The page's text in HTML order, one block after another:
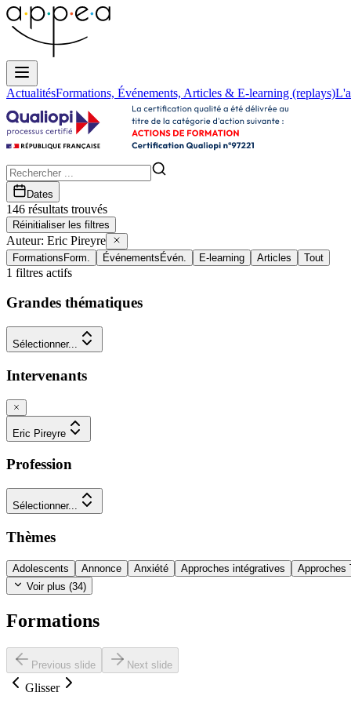
ActualitésFormations, Événements, Articles & E-learning (replays)
Dates
146 résultats trouvés
Réinitialiser les filtres
Auteur: Eric Pireyre
FormationsForm. ÉvénementsÉvén. E-learning Articles Tout
1 filtres actifs
Grandes thématiques
Sélectionner...
Intervenants
Eric Pireyre
Profession
Sélectionner...
Thèmes
Adolescents Annonce Anxiété Approches intégratives Approches
Voir plus (34)
Formations
Previous slide Next slide
Glisser